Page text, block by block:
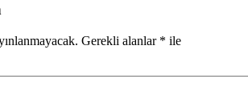
Gerekli alanlar * ile